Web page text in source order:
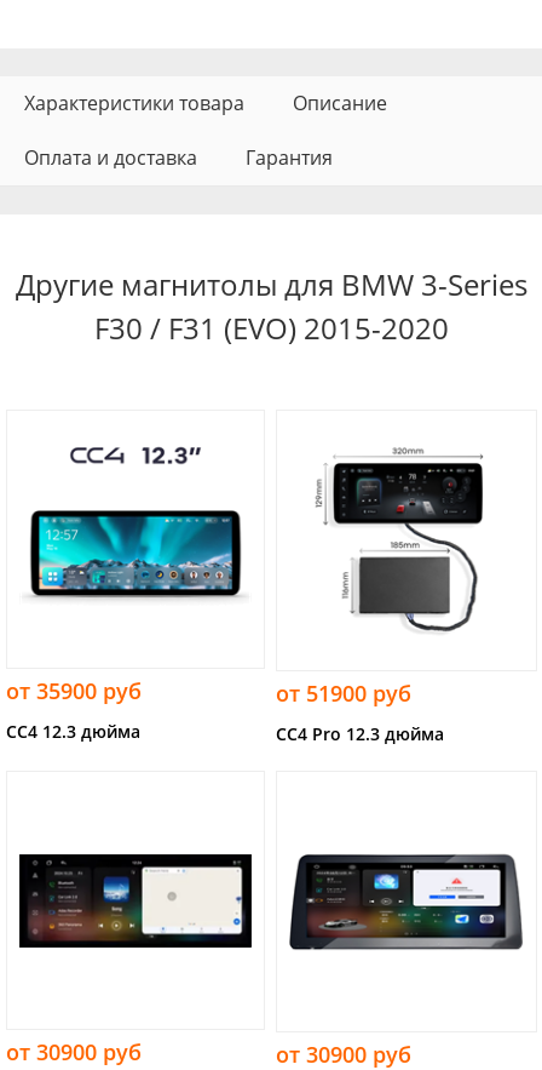
Характеристики товара Описание
Оплата и доставка Гарантия
Другие магнитолы для BMW 3-Series
F30 / F31 (EVO) 2015-2020
от 35900 руб
CC4 12.3 дюйма
от 51900 руб
CC4 Pro 12.3 дюйма
от 30900 руб от 30900 руб